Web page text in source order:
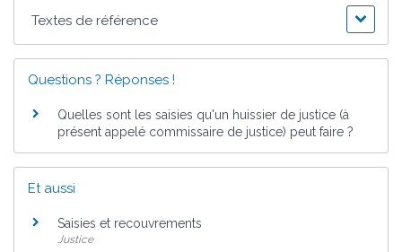
Textes de référence
Questions ? Réponses !
Quelles sont les saisies qu'un huissier de justice (à
présent appelé commissaire de justice) peut faire ?
Et aussi
Saisies et recouvrements
Justice